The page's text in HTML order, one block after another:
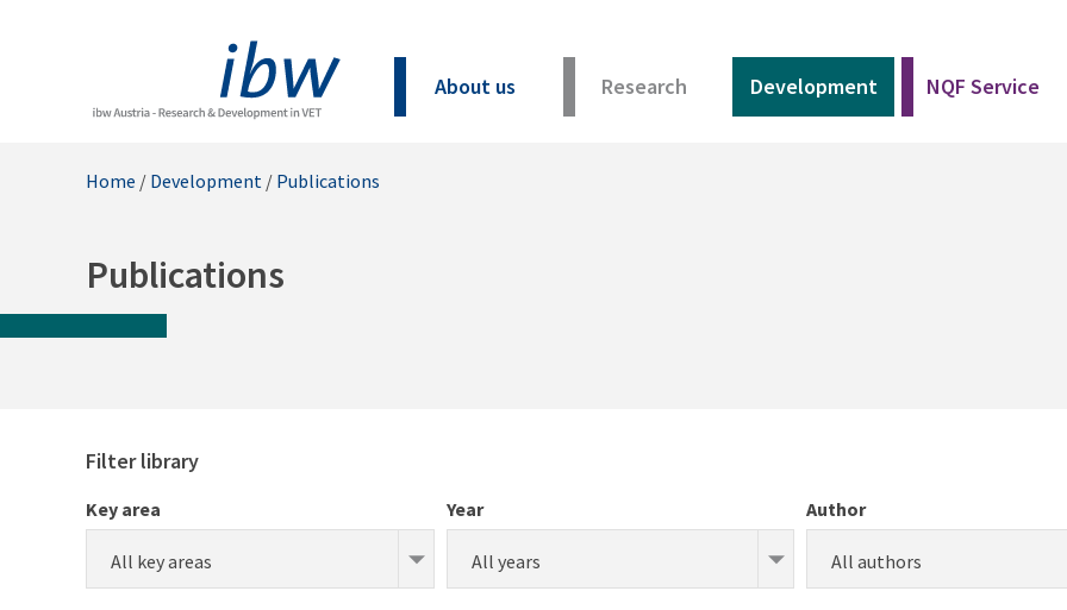
About us Research Development NQF Service
Home / Development / Publications
Publications
Filter library
Key area
All key areas
Year
All years
Author
All authors